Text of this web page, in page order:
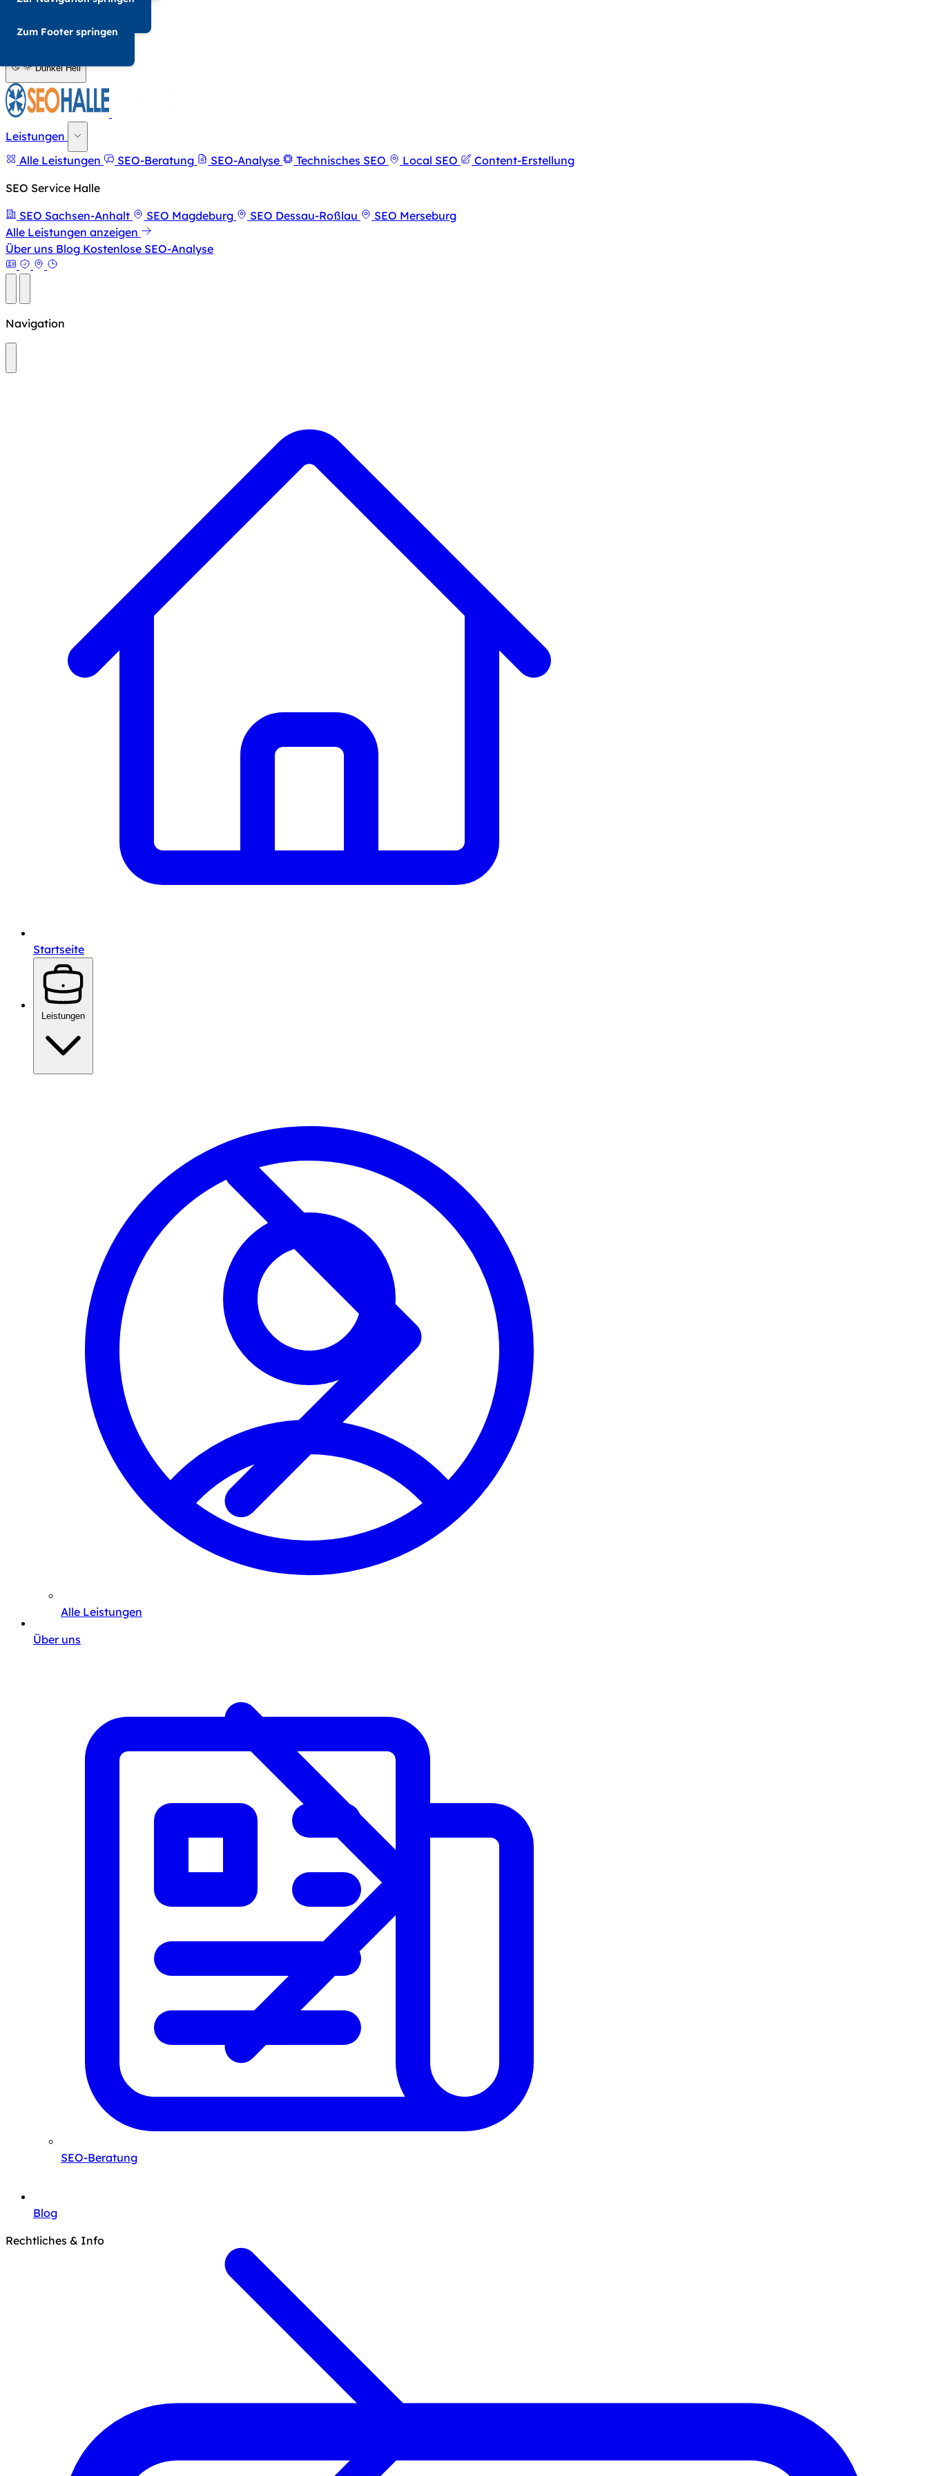
Zum Footer springen
A- A+
Dunkel Hell
Leistungen
Alle Leistungen
SEO-Beratung SEO-Analyse Technisches SEO Local SEO
Content-Erstellung
SEO Service Halle
SEO Sachsen-Anhalt
SEO Magdeburg SEO Dessau-Roßlau
SEO Merseburg
Alle Leistungen anzeigen
Über uns Blog Kostenlose SEO-Analyse
Navigation
Startseite
Leistungen
Alle Leistungen
SEO-Beratung
Über uns
Blog
Rechtliches & Info